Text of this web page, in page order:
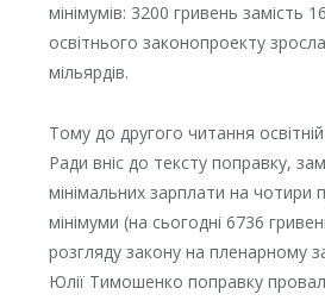
мінімумів: 3200 гривень замість
освітнього законопроекту
мільярдів.
Тому до другого читання
Ради вніс до тексту поправку,
мінімальних зарплати на чотири
мінімуми (на сьогодні 6736
розгляду закону на пленарному
Юлії Тимошенко поправку